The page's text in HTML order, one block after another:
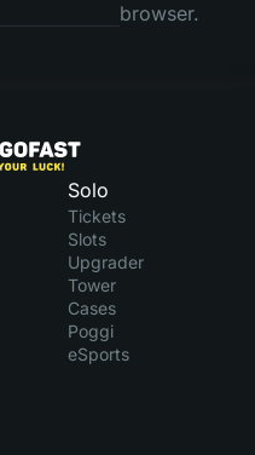
browser.
Solo
Tickets
Slots
Upgrader
Tower
Cases
Poggi
eSports